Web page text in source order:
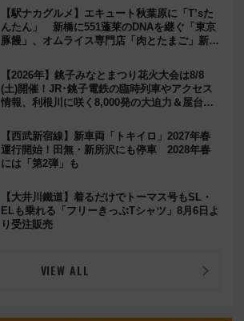
【駅ナカグルメ】エキュート秋葉原に「T’sた
んたん」 新橋に551蓬莱のDNAを継ぐ「東京
豚饅」、オムライス専門店「肉とたまご」新グ
【2026年】銚子みなとまつり花火大会は8/8
(土)開催！JR･銚子電鉄の臨時列車やアクセス
情報、利根川に咲く8,000発の大迫力＆屋台を
【西武新宿線】新車両「トキイロ」2027年春
運行開始！田無・新所沢にも停車 2028年春
には「第2弾」も
【大井川鐵道】着るだけでトーマス号もSL・
ELも乗れる「フリーきっぷTシャツ」8月6日よ
り受注販売
VIEW ALL